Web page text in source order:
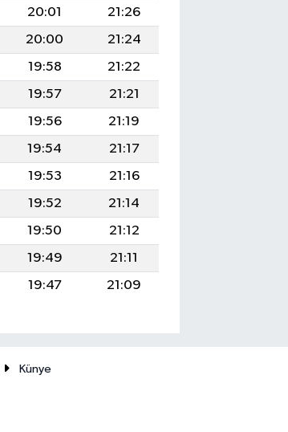
20:01
21:26
20:00
21:24
19:58
21:22
19:57
21:21
19:56
21:19
19:54
21:17
19:53
21:16
19:52
21:14
19:50
21:12
19:49
21:11
19:47 21:09
Künye